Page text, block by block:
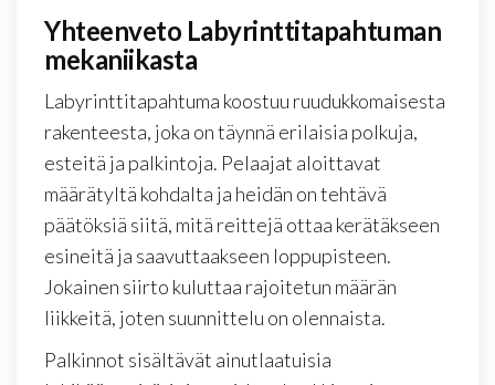
Yhteenveto Labyrinttitapahtuman
mekaniikasta
Labyrinttitapahtuma koostuu ruudukkomaisesta
rakenteesta, joka on täynnä erilaisia polkuja,
esteitä ja palkintoja. Pelaajat aloittavat
määrätyltä kohdalta ja heidän on tehtävä
päätöksiä siitä, mitä reittejä ottaa kerätäkseen
esineitä ja saavuttaakseen loppupisteen.
Jokainen siirto kuluttaa rajoitetun määrän
liikkeitä, joten suunnittelu on olennaista.
Palkinnot sisältävät ainutlaatuisia